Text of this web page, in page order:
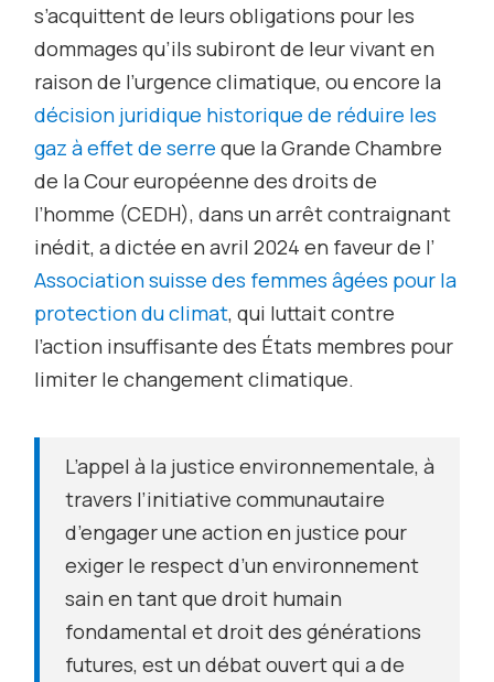
s’acquittent de leurs obligations pour les
dommages qu’ils subiront de leur vivant en
raison de l’urgence climatique, ou encore la
décision juridique historique de réduire les
gaz à effet de serre que la Grande Chambre
de la Cour européenne des droits de
l’homme (CEDH), dans un arrêt contraignant
inédit, a dictée en avril 2024 en faveur de l’
Association suisse des femmes âgées pour la
protection du climat, qui luttait contre
l’action insuffisante des États membres pour
limiter le changement climatique.
L’appel à la justice environnementale, à
travers l’initiative communautaire
d’engager une action en justice pour
exiger le respect d’un environnement
sain en tant que droit humain
fondamental et droit des générations
futures, est un débat ouvert qui a de